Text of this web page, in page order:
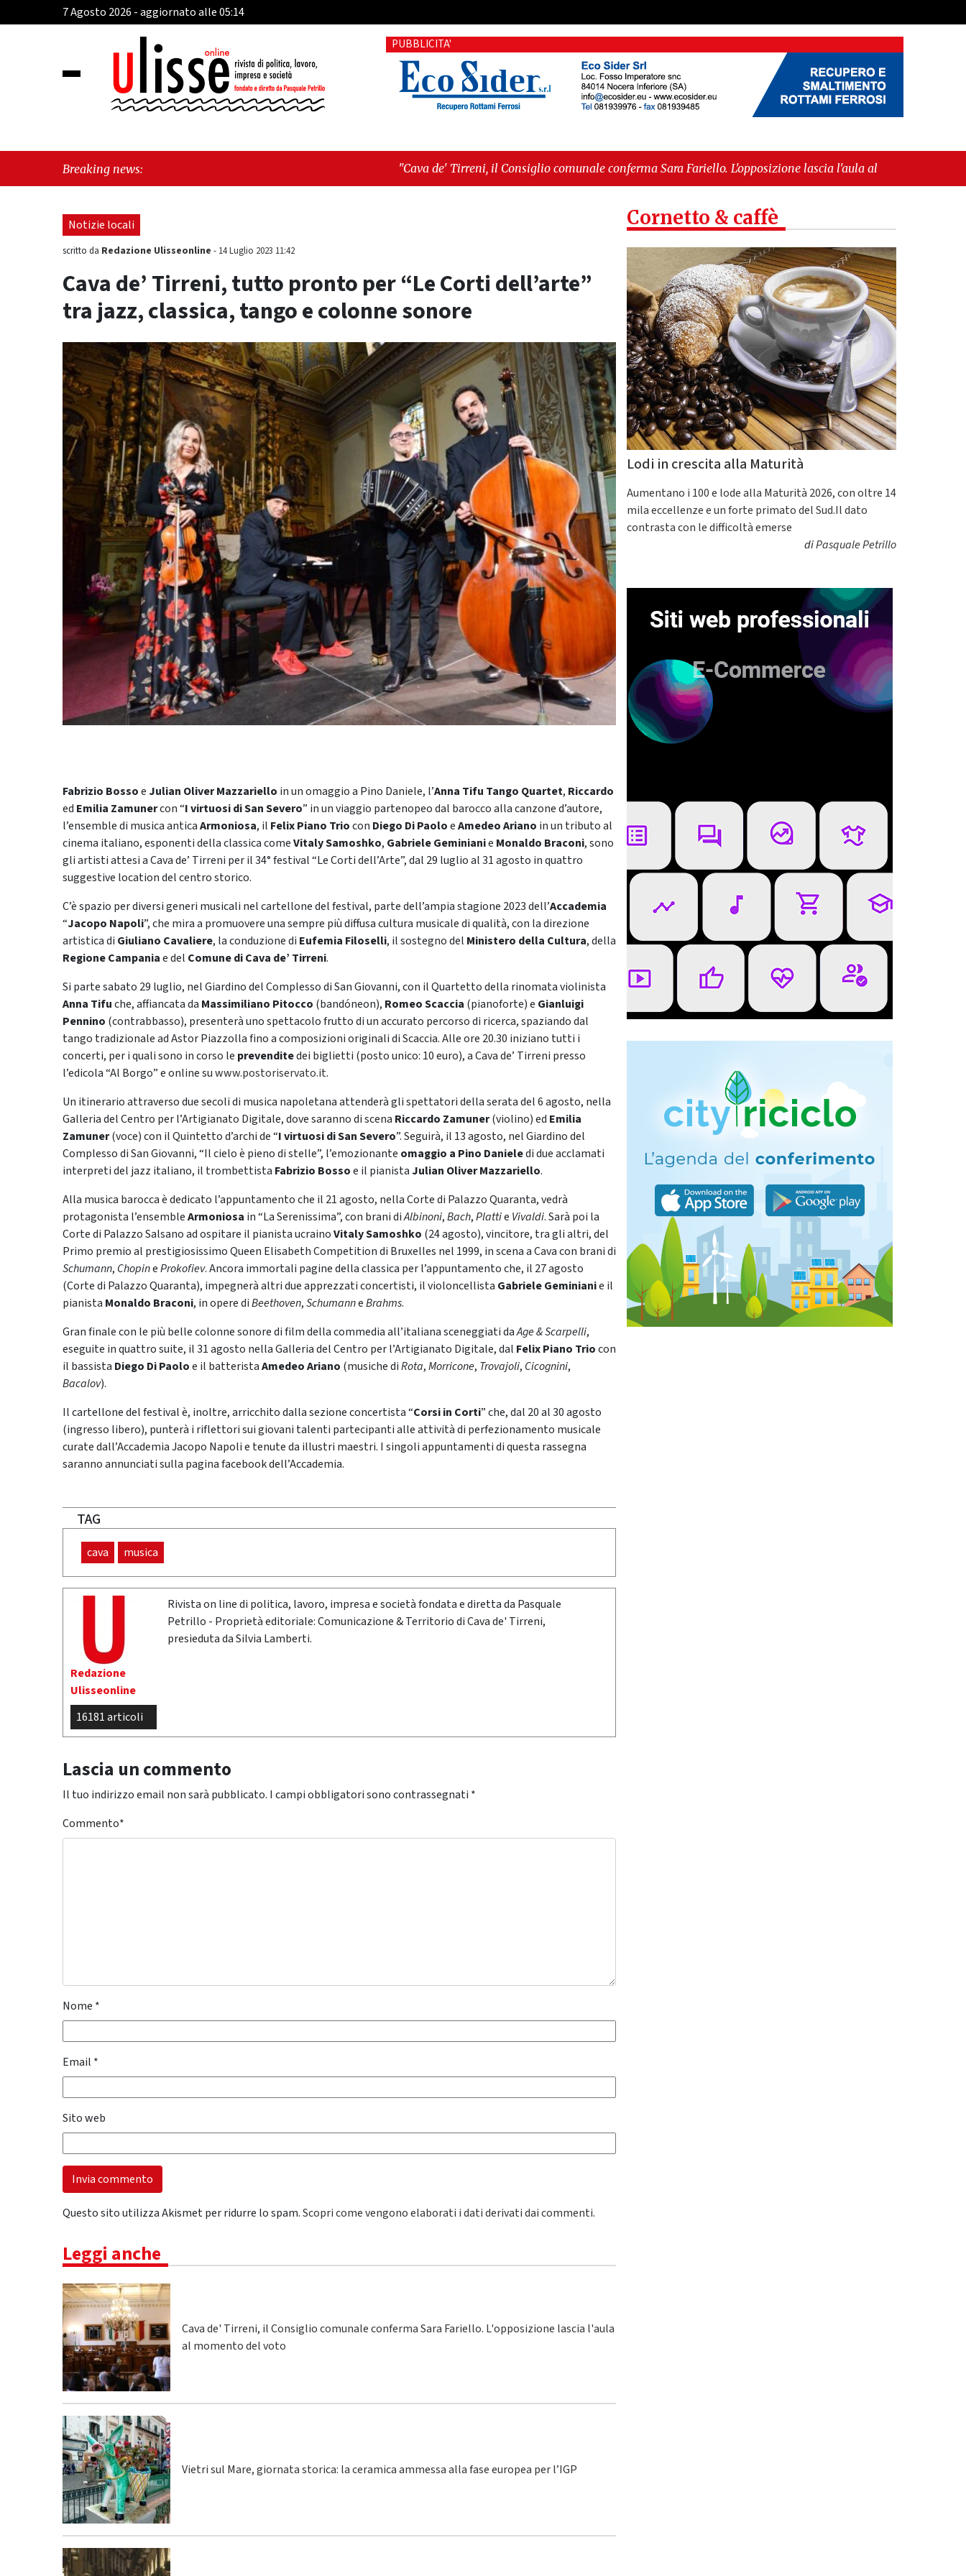
7 Agosto 2026 - aggiornato alle 05:14
PUBBLICITA'
Breaking news: "Cava de' Tirreni, il Consiglio comunale conferma Sara Fariello. L'opposizione lascia l'aula al momento del voto" -
"Vietri sul Mare, giornata storica: la ceramica ammessa alla fase europea per l’IGP"
Notizie locali
scritto da Redazione Ulisseonline - 14 Luglio 2023 11:42
Cava de’ Tirreni, tutto pronto per “Le Corti dell’arte”
tra jazz, classica, tango e colonne sonore
Fabrizio Bossoe Julian Oliver Mazzariello in un omaggio a Pino Daniele, l’Anna Tifu Tango Quartet, Riccardo
ed Emilia Zamunercon “I virtuosi di San Severo” in un viaggio partenopeo dal barocco alla canzone d’autore,
l’ensemble di musica anticaArmoniosa, il Felix Piano Triocon Diego Di PaoloeAmedeo Ariano in un tributo al
cinema italiano, esponenti della classica comeVitaly Samoshko, Gabriele Geminianie Monaldo Braconi, sono
gli artisti attesi a Cava de’ Tirreni per il 34° festival “Le Corti dell’Arte”, dal 29 luglio al 31 agosto in quattro
suggestive location del centro storico.
C’è spazio per diversi generi musicali nel cartellone del festival, parte dell’ampia stagione 2023 dell’Accademia
“Jacopo Napoli”, che mira a promuovere una sempre più diffusa cultura musicale di qualità, con la direzione
artistica di Giuliano Cavaliere, la conduzione di Eufemia Filoselli, il sostegno del Ministero della Cultura, della
Regione Campaniae del Comune di Cava de’ Tirreni.
Si parte sabato 29 luglio, nel Giardino del Complesso di San Giovanni, con il Quartetto della rinomata violinista
Anna Tifuche, affiancata da Massimiliano Pitocco (bandóneon), Romeo Scaccia (pianoforte) e Gianluigi
Pennino (contrabbasso), presenterà uno spettacolo frutto di un accurato percorso di ricerca, spaziando dal
tango tradizionale ad Astor Piazzolla fino a composizioni originali di Scaccia. Alle ore 20.30 iniziano tutti i
concerti, per i quali sono in corso le prevenditedei biglietti (posto unico: 10 euro), a Cava de’ Tirreni presso
l’edicola “Al Borgo” e online suwww.postoriservato.it.
Un itinerario attraverso due secoli di musica napoletana attenderà gli spettatori della serata del 6 agosto, nella
Galleria del Centro per l’Artigianato Digitale, dove saranno di scena Riccardo Zamuner(violino) ed Emilia
Zamuner(voce) con il Quintetto d’archi de “I virtuosi di San Severo”. Seguirà, il 13 agosto, nel Giardino del
Complesso di San Giovanni, “Il cielo è pieno di stelle”, l’emozionante omaggio a Pino Danieledi due acclamati
interpreti del jazz italiano, il trombettista Fabrizio Bossoe il pianista Julian Oliver Mazzariello.
Alla musica barocca è dedicato l’appuntamento che il 21 agosto, nella Corte di Palazzo Quaranta, vedrà
protagonista l’ensembleArmoniosa in “La Serenissima”, con brani diAlbinoni,Bach,Plattie Vivaldi. Sarà poi la
Corte di Palazzo Salsano ad ospitare il pianista ucrainoVitaly Samoshko (24 agosto), vincitore, tra gli altri, del
Primo premio al prestigiosissimo Queen Elisabeth Competition di Bruxelles nel 1999, in scena a Cava con brani di
Schumann, ChopineProkofiev. Ancora immortali pagine della classica per l’appuntamento che, il 27 agosto
(Corte di Palazzo Quaranta), impegnerà altri due apprezzati concertisti, il violoncellista Gabriele Geminianie il
pianista Monaldo Braconi, in opere diBeethoven,SchumanneBrahms.
Gran finale con le più belle colonne sonore di film della commedia all’italiana sceneggiati daAge & Scarpelli,
eseguite in quattro suite, il 31 agosto nella Galleria del Centro per l’Artigianato Digitale, dal Felix Piano Triocon
il bassista Diego Di Paoloe il batteristaAmedeo Ariano (musiche diRota,Morricone, Trovajoli, Cicognini,
Bacalov).
Il cartellone del festival è, inoltre, arricchito dalla sezione concertista “Corsi in Corti” che, dal 20 al 30 agosto
(ingresso libero), punterà i riflettori sui giovani talenti partecipanti alle attività di perfezionamento musicale
curate dall’Accademia Jacopo Napoli e tenute da illustri maestri. I singoli appuntamenti di questa rassegna
saranno annunciati sulla pagina facebook dell’Accademia.
TAG
cava musica
Redazione
Ulisseonline
16181 articoli
Rivista on line di politica, lavoro, impresa e società fondata e diretta da Pasquale
Petrillo - Proprietà editoriale: Comunicazione & Territorio di Cava de' Tirreni,
presieduta da Silvia Lamberti.
Lascia un commento
Il tuo indirizzo email non sarà pubblicato. I campi obbligatori sono contrassegnati *
Commento*
Nome *
Email *
Sito web
Questo sito utilizza Akismet per ridurre lo spam.Scopri come vengono elaborati i dati derivati dai commenti.
Leggi anche
Cava de' Tirreni, il Consiglio comunale conferma Sara Fariello. L'opposizione lascia l'aula
al momento del voto
Vietri sul Mare, giornata storica: la ceramica ammessa alla fase europea per l’IGP
Cornetto & caffè
Lodi in crescita alla Maturità
Aumentano i 100 e lode alla Maturità 2026, con oltre 14
mila eccellenze e un forte primato del Sud.Il dato
contrasta con le difficoltà emerse
diPasquale Petrillo